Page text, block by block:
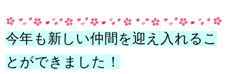
今年も新しい仲間を迎え入れるこ
とができました！